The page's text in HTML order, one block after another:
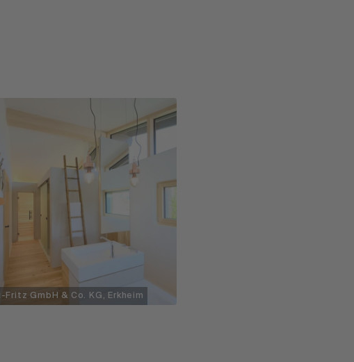
Fritz GmbH & Co. KG, Erkheim